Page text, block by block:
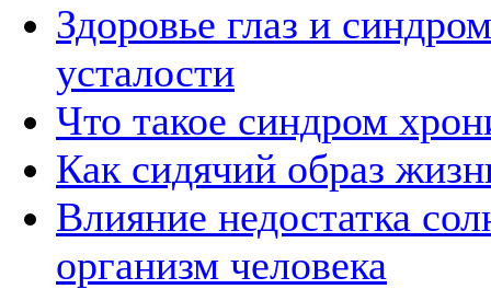
Здоровье глаз и
усталости
Что такое синдром
Как сидячий образ
Влияние недостатка
организм человека